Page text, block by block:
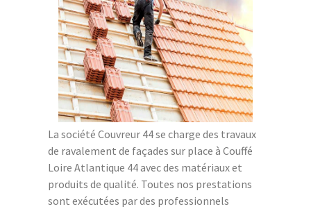
La société Couvreur 44 se charge des travaux
de ravalement de façades sur place à Couffé
Loire Atlantique 44 avec des matériaux et
produits de qualité. Toutes nos prestations
sont exécutées par des professionnels